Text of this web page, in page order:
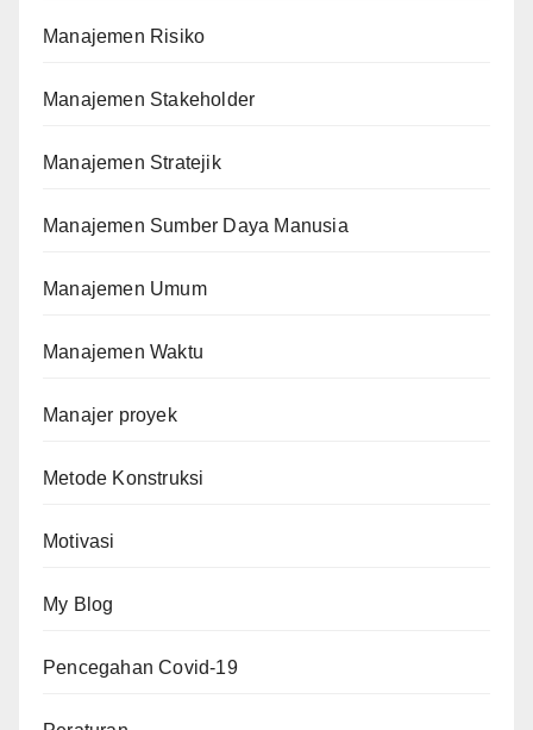
Manajemen Risiko
Manajemen Stakeholder
Manajemen Stratejik
Manajemen Sumber Daya Manusia
Manajemen Umum
Manajemen Waktu
Manajer proyek
Metode Konstruksi
Motivasi
My Blog
Pencegahan Covid-19